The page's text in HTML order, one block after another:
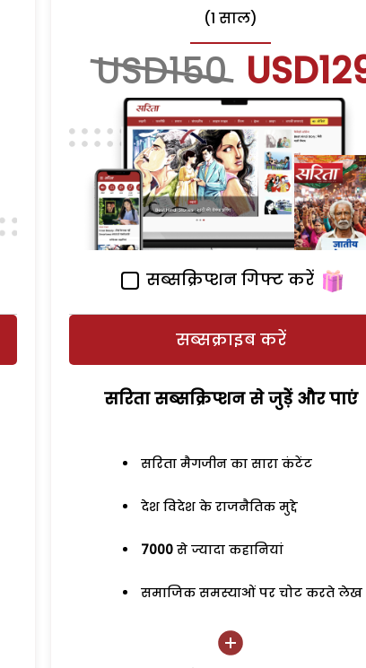
(1 साल)
USD150
सब्सक्रिप्शन गिफ्ट करें
सब्सक्राइब करें
सरिता सब्सक्रिप्शन से जुड़ेें और पाएं
सरिता मैगजीन का सारा कंटेंट
देश विदेश के राजनैतिक मुद्दे
7000 से ज्यादा कहानियां
समाजिक समस्याओं पर चोट करते लेख